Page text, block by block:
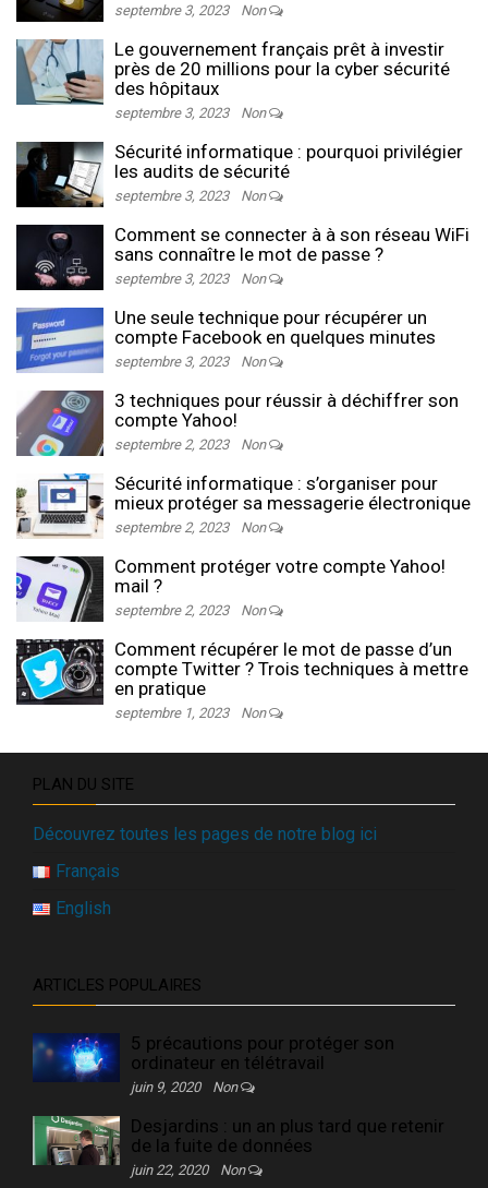
septembre 3, 2023 Non
Le gouvernement français prêt à investir
près de 20 millions pour la cyber sécurité
des hôpitaux
septembre 3, 2023 Non
Sécurité informatique : pourquoi privilégier
les audits de sécurité
septembre 3, 2023 Non
Comment se connecter à à son réseau WiFi
sans connaître le mot de passe ?
septembre 3, 2023 Non
Une seule technique pour récupérer un
compte Facebook en quelques minutes
septembre 3, 2023 Non
3 techniques pour réussir à déchiffrer son
compte Yahoo!
septembre 2, 2023 Non
Sécurité informatique : s’organiser pour
mieux protéger sa messagerie électronique
septembre 2, 2023 Non
Comment protéger votre compte Yahoo!
mail ?
septembre 2, 2023 Non
Comment récupérer le mot de passe d’un
compte Twitter ? Trois techniques à mettre
en pratique
septembre 1, 2023 Non
PLAN DU SITE
Découvrez toutes les pages de notre blog ici
Français
English
ARTICLES POPULAIRES
5 précautions pour protéger son
ordinateur en télétravail
juin 9, 2020 Non
Desjardins : un an plus tard que retenir
de la fuite de données
juin 22, 2020 Non